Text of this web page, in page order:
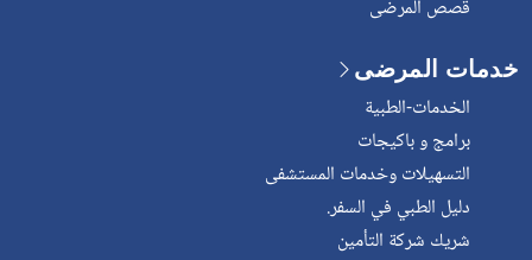
قصص المرضى
المرضى
الخدمات-الطبية
برامج و باكيجات
التسهيلات وخدمات المستشفى
دليل الطبي في السفر.
شريك شركة التأمين